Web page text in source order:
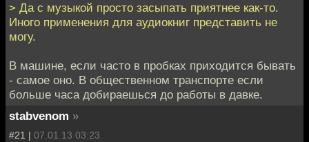
> Да с музыкой просто засыпать приятнее как-то.
Иного применения для аудиокниг представить не
могу.
В машине, если часто в пробках приходится бывать
- самое оно. В общественном транспорте если
больше часа добираешься до работы в давке.
stabvenom »
#21 | 07.01.13 03:23